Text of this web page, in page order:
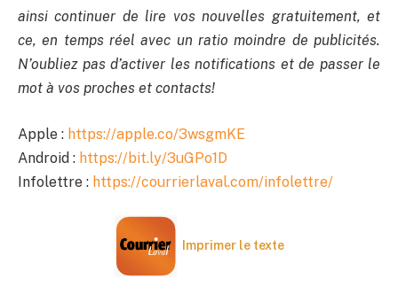
ainsi continuer de lire vos nouvelles gratuitement, et
ce, en temps réel avec un ratio moindre de publicités.
N’oubliez pas d’activer les notifications et de passer le
mot à vos proches et contacts!
Apple : https://apple.co/3wsgmKE
Android : https://bit.ly/3uGPo1D
Infolettre : https://courrierlaval.com/infolettre/
Imprimer le texte